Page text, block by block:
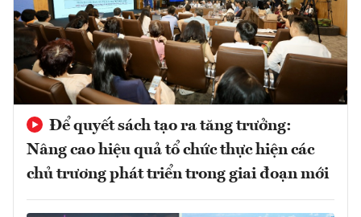
Để quyết sách tạo ra tăng trưởng:
Nâng cao hiệu quả tổ chức thực hiện các
chủ trương phát triển trong giai đoạn mới